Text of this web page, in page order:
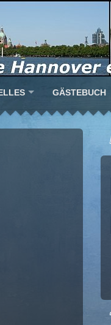
GÄSTEBUCH